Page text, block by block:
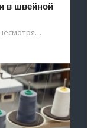
в швейной